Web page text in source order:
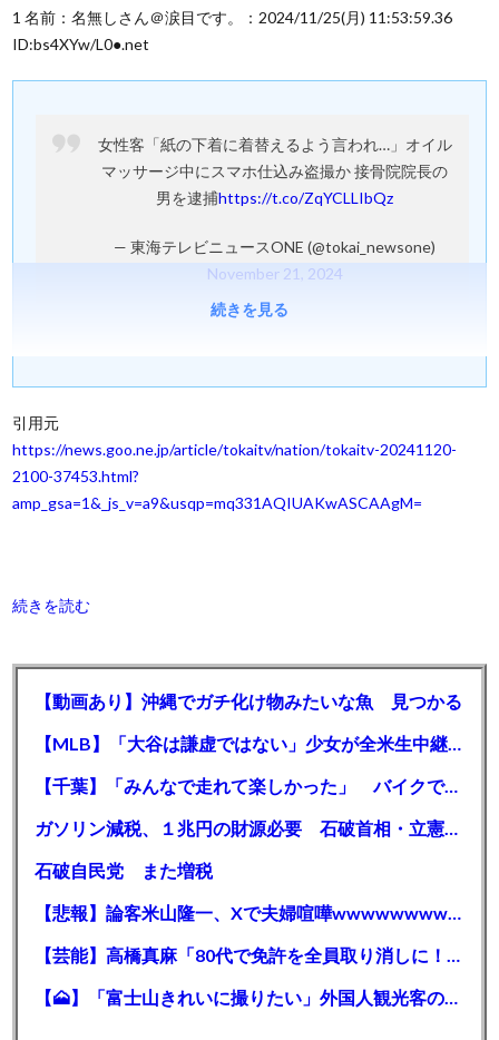
1 名前：名無しさん＠涙目です。：2024/11/25(月) 11:53:59.36
ID:bs4XYw/L0●.net
女性客「紙の下着に着替えるよう言われ…」オイル
マッサージ中にスマホ仕込み盗撮か 接骨院院長の
男を逮捕https://t.co/ZqYCLLIbQz
— 東海テレビニュースONE (@tokai_newsone)
November 21, 2024
引用元
https://news.goo.ne.jp/article/tokaitv/nation/tokaitv-20241120-
2100-37453.html?
amp_gsa=1&_js_v=a9&usqp=mq331AQIUAKwASCAAgM=
続きを読む
続きを見る
【動画あり】沖縄でガチ化け物みたいな魚 見つかる
【MLB】「大谷は謙虚ではない」少女が全米生中継で突然の大谷翔平批判 サイン無視された過去明かす
【千葉】「みんなで走れて楽しかった」 バイクでバースデー集団暴走 男女５７人を書類送検 SNSで参加者募る
ガソリン減税、１兆円の財源必要 石破首相・立憲野田氏「財源は死に物狂いで確保しなければならない」「本当に死に物狂いで」
石破自民党 また増税
【悲報】論客米山隆一、Xで夫婦喧嘩wwwwwwwwwwww
【芸能】高橋真麻「80代で免許を全員取り消しに！」 高齢ドライバーの事故問題で、高齢者の運転免許取り消し法を提案
【🗻】「富士山きれいに撮りたい」外国人観光客のレンタカー事故が急増…「ハンドルが逆で慣れず」、道の狭さも